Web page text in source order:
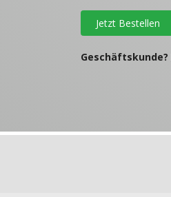
Jetzt Bestellen
Geschäftskunde?